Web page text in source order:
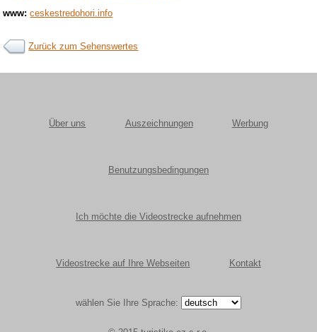
www: ceskestredohori.info
Zurück zum Sehenswertes
Über uns Auszeichnungen Werbung
Benutzungsbedingungen
Ich möchte die Videostrecke aufnehmen
Videostrecke auf Ihre Webseiten Kontakt
wählen Sie Ihre Sprache: